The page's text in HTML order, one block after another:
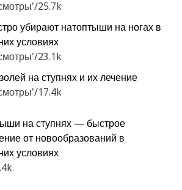
25.7k
убирают натоптыши на ногах в
условиях
23.1k
на ступнях и их лечение
17.4k
на ступнях — быстрое
от новообразований в
условиях